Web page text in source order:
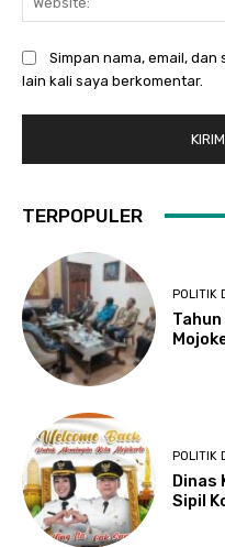
Simpan nama, email,
lain kali saya berkomentar.
TERPOPULER
POLITIK
POLITIK
Dinas
Sipil